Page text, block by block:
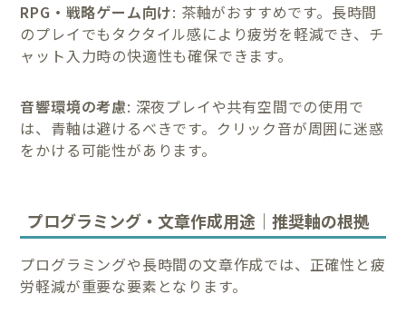
RPG・戦略ゲーム向け: 茶軸がおすすめです。長時間
のプレイでもタクタイル感により疲労を軽減でき、チ
ャット入力時の快適性も確保できます。
音響環境の考慮: 深夜プレイや共有空間での使用で
は、青軸は避けるべきです。クリック音が周囲に迷惑
をかける可能性があります。
プログラミング・文章作成用途｜推奨軸の根拠
プログラミングや長時間の文章作成では、正確性と疲
労軽減が重要な要素となります。